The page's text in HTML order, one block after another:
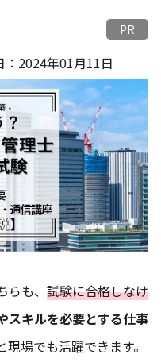
PR
2024年01月11日
らも、 試験に合格しなけ
スキルを必要とする仕事
場でも活躍できます。